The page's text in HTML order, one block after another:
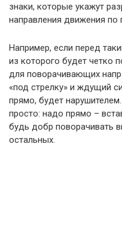
знаки, которые укажут
направления движения по
Например, если перед
из которого будет четко
для поворачивающих
«под стрелку» и ждущий
прямо, будет
просто: надо прямо –
будь добр поворачивать
остальных.